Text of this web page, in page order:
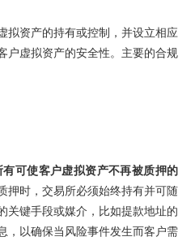
拟资产的持有或控制，并设立相应
户虚拟资产的安全性。主要的合规
可使客户虚拟资产不再被质押的
押时，交易所必须始终持有并可随
关键手段或媒介，比如提款地址的
，以确保当风险事件发生而客户需